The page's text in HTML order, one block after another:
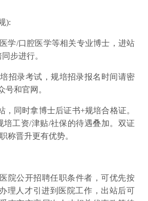
):
学/口腔医学等相关专业博士，进站
步进行。
招录考试，规培招录报名时间请密
号和官网。
，同时拿博士后证书+规培合格证。
培工资/津贴/社保的待遇叠加。双证
称晋升更有优势。
院公开招聘任职条件者，可优先按
理人才引进到医院工作，出站后可